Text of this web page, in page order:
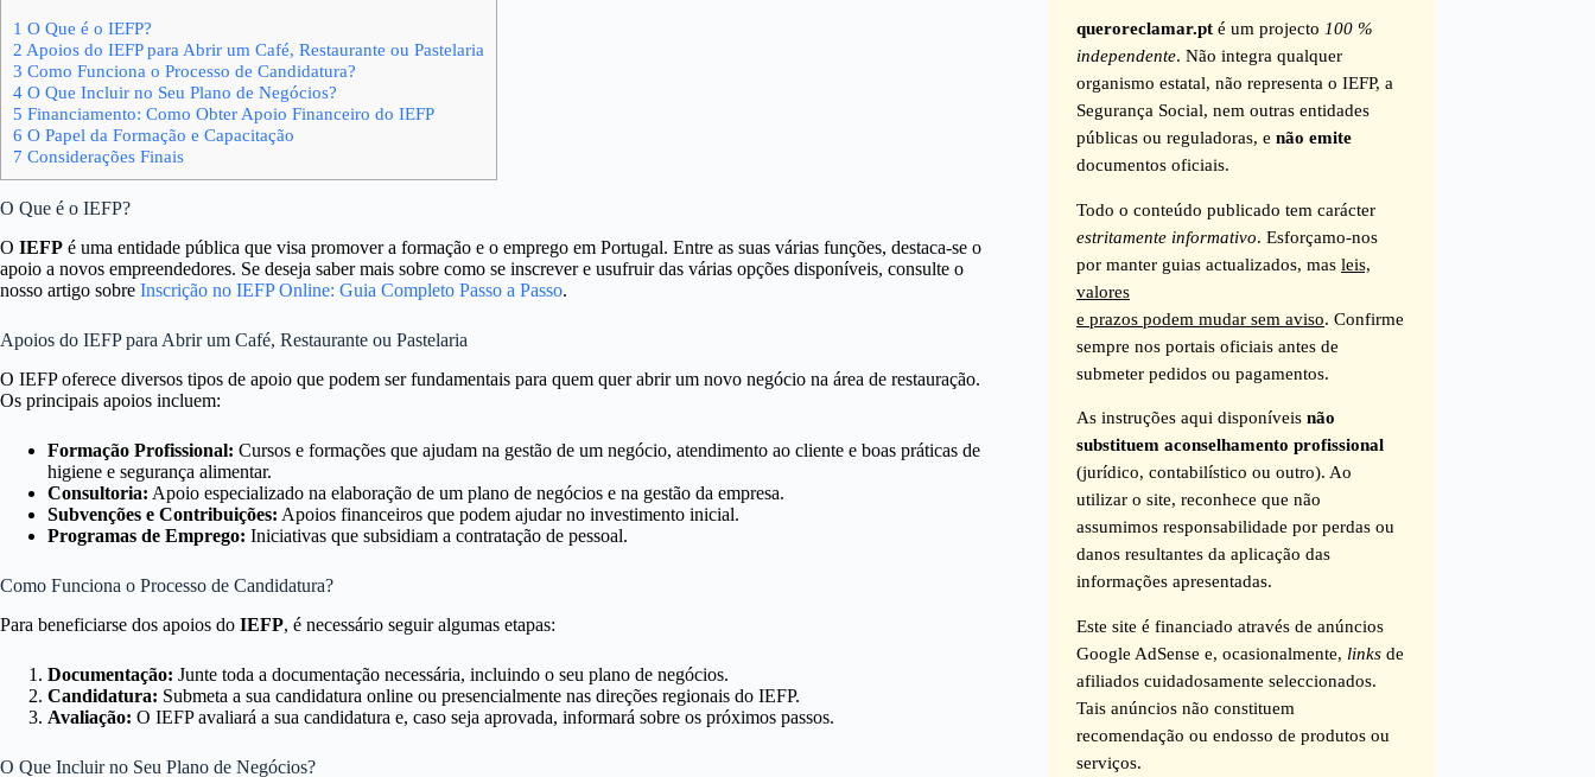
1 O Que é o IEFP?
2 Apoios do IEFP para Abrir um Café, Restaurante ou Pastelaria
3 Como Funciona o Processo de Candidatura?
4 O Que Incluir no Seu Plano de Negócios?
5 Financiamento: Como Obter Apoio Financeiro do IEFP
6 O Papel da Formação e Capacitação
7 Considerações Finais
O Que é o IEFP?
O IEFP é uma entidade pública que visa promover a formação e o emprego em Portugal. Entre as suas várias funções, destaca-se o
apoio a novos empreendedores. Se deseja saber mais sobre como se inscrever e usufruir das várias opções disponíveis, consulte o
nosso artigo sobre Inscrição no IEFP Online: Guia Completo Passo a Passo.
Apoios do IEFP para Abrir um Café, Restaurante ou Pastelaria
O IEFP oferece diversos tipos de apoio que podem ser fundamentais para quem quer abrir um novo negócio na área de restauração.
Os principais apoios incluem:
Formação Profissional: Cursos e formações que ajudam na gestão de um negócio, atendimento ao cliente e boas práticas de
higiene e segurança alimentar.
Consultoria: Apoio especializado na elaboração de um plano de negócios e na gestão da empresa.
Subvenções e Contribuições: Apoios financeiros que podem ajudar no investimento inicial.
Programas de Emprego: Iniciativas que subsidiam a contratação de pessoal.
Como Funciona o Processo de Candidatura?
Para beneficiarse dos apoios do IEFP, é necessário seguir algumas etapas:
Documentação: Junte toda a documentação necessária, incluindo o seu plano de negócios.
Candidatura: Submeta a sua candidatura online ou presencialmente nas direções regionais do IEFP.
Avaliação: O IEFP avaliará a sua candidatura e, caso seja aprovada, informará sobre os próximos passos.
O Que Incluir no Seu Plano de Negócios?
queroreclamar.pt é um projecto100 %
independente. Não integra qualquer
organismo estatal, não representa o IEFP, a
Segurança Social, nem outras entidades
públicas ou reguladoras, enão emite
documentos oficiais.
Todo o conteúdo publicado tem carácter
estritamente informativo. Esforçamo-nos
por manter guias actualizados, masleis,
valores
e prazos podem mudar sem aviso. Confirme
sempre nos portais oficiais antes de
submeter pedidos ou pagamentos.
As instruções aqui disponíveisnão
substituem aconselhamento profissional
(jurídico, contabilístico ou outro). Ao
utilizar o site, reconhece que não
assumimos responsabilidade por perdas ou
danos resultantes da aplicação das
informações apresentadas.
Este site é financiado através de anúncios
Google AdSense e, ocasionalmente, links de
afiliados cuidadosamente seleccionados.
Tais anúncios não constituem
recomendação ou endosso de produtos ou
serviços.